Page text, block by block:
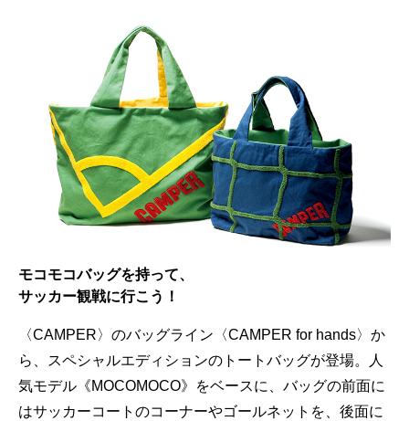
モコモコバッグを持って、
サッカー観戦に行こう！
〈CAMPER〉のバッグライン〈CAMPER for hands〉か
ら、スペシャルエディションのトートバッグが登場。人
気モデル《MOCOMOCO》をベースに、バッグの前面に
はサッカーコートのコーナーやゴールネットを、後面に